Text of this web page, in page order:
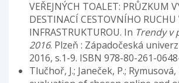
VEŘEJNÝCH TOALET: PRŮZKUM
DESTINACÍ CESTOVNÍHO RUCHU
INFRASTRUKTUROU. In Trendy v
2016. Plzeň : Západočeská
2016, s.1-9. ISBN 978-80-261-
Tlučhoř, J.; Janeček, P.;